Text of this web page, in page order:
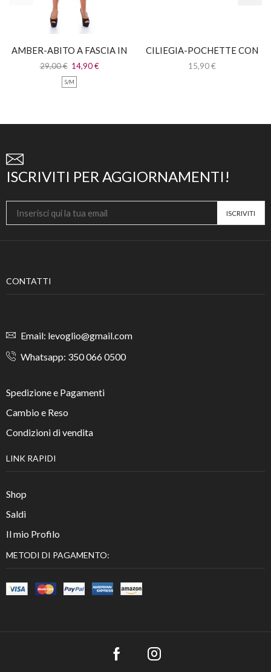
AMBER-ABITO A FASCIA IN
PIZZO CON CODA IN
CHIFFON
29,00€ 14,90€
S/M
CILIEGIA-POCHETTE CON
TRACOLLA
15,90€
ISCRIVITI PER AGGIORNAMENTI!
CONTATTI
Email: levoglio@gmail.com
Whatsapp: 350 066 0500
Spedizione e Pagamenti
Cambio e Reso
Condizioni di vendita
LINK RAPIDI
Shop
Saldi
Il mio Profilo
METODI DI PAGAMENTO: